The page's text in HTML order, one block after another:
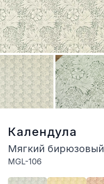
Календула
Мягкий бирюзовый
MGL-106